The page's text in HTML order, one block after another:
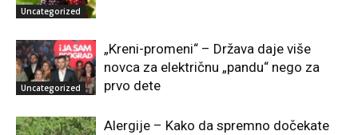
Uncategorized
Uncategorized
„Kreni-promeni“ – Država daje više
novca za električnu „pandu“ nego za
prvo dete
Alergije – Kako da spremno dočekate